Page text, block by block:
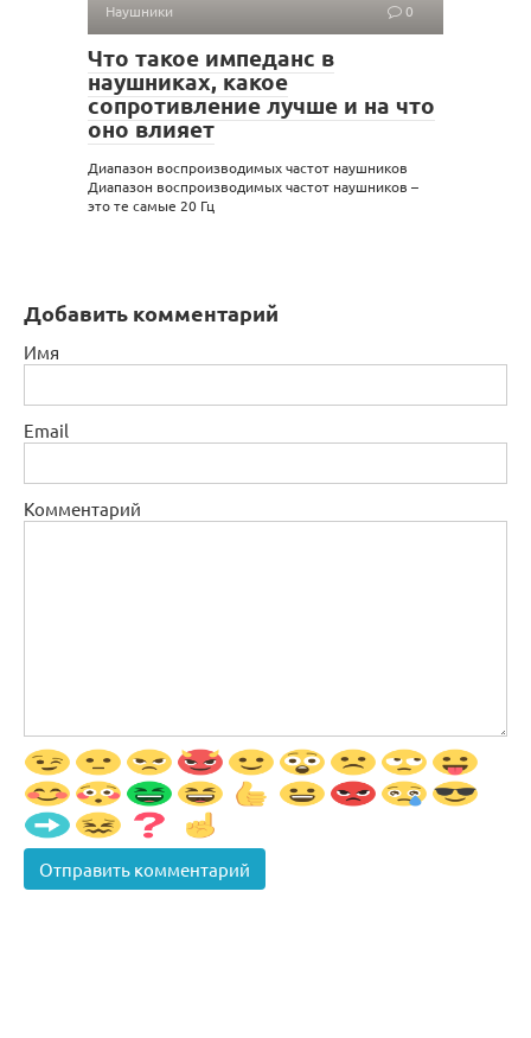
Наушники 0
Что такое импеданс в
наушниках, какое
сопротивление лучше и на что
оно влияет
Диапазон воспроизводимых частот наушников
Диапазон воспроизводимых частот наушников –
это те самые 20 Гц
Добавить комментарий
Имя
Email
Комментарий